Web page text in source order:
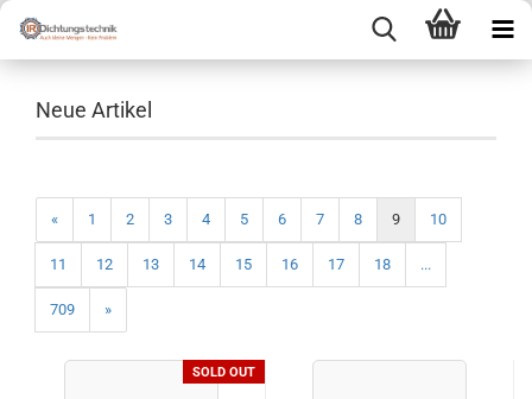
Neue Artikel
« 1 2 3 4 5 6 7 8 9 10
11 12 13 14 15 16 17 18 ...
709 »
SOLD OUT